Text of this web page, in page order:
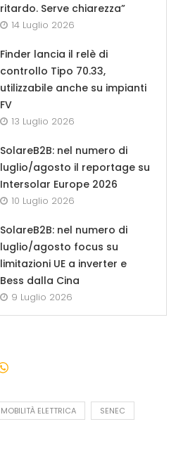
ritardo. Serve chiarezza”
14 Luglio 2026
Finder lancia il relè di
controllo Tipo 70.33,
utilizzabile anche su impianti
FV
13 Luglio 2026
SolareB2B: nel numero di
luglio/agosto il reportage su
Intersolar Europe 2026
10 Luglio 2026
SolareB2B: nel numero di
luglio/agosto focus su
limitazioni UE a inverter e
Bess dalla Cina
9 Luglio 2026
MOBILITÀ ELETTRICA SENEC